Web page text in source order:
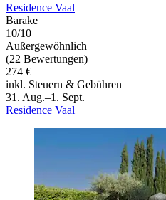
Residence Vaal
Barake
10/10
Außergewöhnlich
(22 Bewertungen)
274 €
inkl. Steuern & Gebühren
31. Aug.–1. Sept.
Residence Vaal